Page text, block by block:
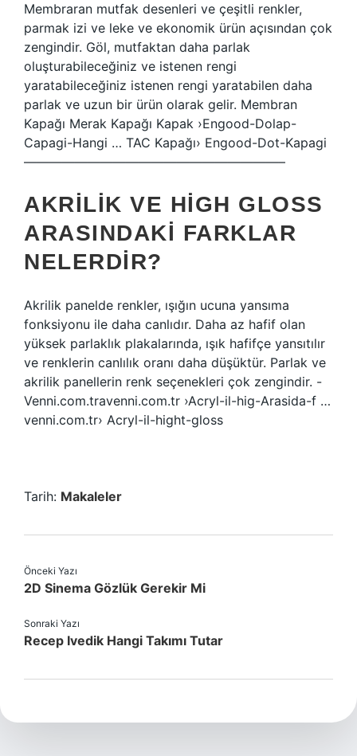
Membraran mutfak desenleri ve çeşitli renkler,
parmak izi ve leke ve ekonomik ürün açısından çok
zengindir. Göl, mutfaktan daha parlak
oluşturabileceğiniz ve istenen rengi
yaratabileceğiniz istenen rengi yaratabilen daha
parlak ve uzun bir ürün olarak gelir. Membran
Kapağı Merak Kapağı Kapak ›Engood-Dolap-
Capagi-Hangi … TAC Kapağı› Engood-Dot-Kapagi
————————————————————–
AKRILIK VE HIGH GLOSS
ARASINDAKI FARKLAR
NELERDIR?
Akrilik panelde renkler, ışığın ucuna yansıma
fonksiyonu ile daha canlıdır. Daha az hafif olan
yüksek parlaklık plakalarında, ışık hafifçe yansıtılır
ve renklerin canlılık oranı daha düşüktür. Parlak ve
akrilik panellerin renk seçenekleri çok zengindir. -
Venni.com.travenni.com.tr ›Acryl-il-hig-Arasida-f …
venni.com.tr› Acryl-il-hight-gloss
Tarih: Makaleler
Önceki Yazı
2D Sinema Gözlük Gerekir Mi
Sonraki Yazı
Recep Ivedik Hangi Takımı Tutar